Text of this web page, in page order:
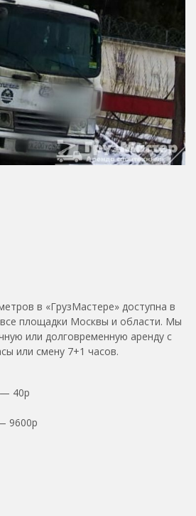
в «ГрузМастере» доступна в
площадки Москвы и области. Мы
или долговременную аренду с
или смену 7+1 часов.
40р
9600р